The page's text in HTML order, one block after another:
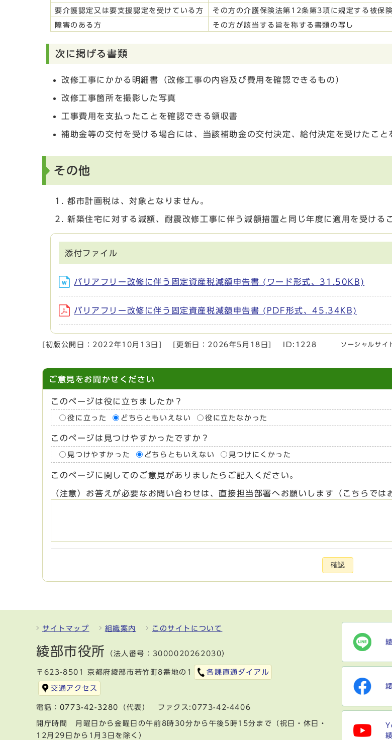
要介護認定又は要支援認定を受けている方 その方の介護保険法第12条第3項に規定する被保
障害のある方 その方が該当する旨を称する書類の写し
次に掲げる書類
改修工事にかかる明細書（改修工事の内容及び費用を確認できるもの）
改修工事箇所を撮影した写真
工事費用を支払ったことを確認できる領収書
補助金等の交付を受ける場合には、当該補助金の交付決定、給付決定を受けたこと
その他
都市計画税は、対象となりません。
新築住宅に対する減額、耐震改修工事に伴う減額措置と同じ年度に適用を受ける
添付ファイル
バリアフリー改修に伴う固定資産税減額申告書 (ワード形式、31.50KB)
バリアフリー改修に伴う固定資産税減額申告書 (PDF形式、45.34KB)
[初版公開日： 2022年10月13日 [更新日： 2026年5月18日 ID:1228 ソーシャルサイ
ご意見をお聞かせください
このページは役に立ちましたか？
役に立った どちらともいえない 役に立たなかった
このページは見つけやすかったですか？
見つけやすかった どちらともいえない 見つけにくかった
このページに関してのご意見がありましたらご記入ください。
（注意）お答えが必要なお問い合わせは、直接担当部署へお願いします（こちらでは
確認
サイトマップ 組織案内 このサイトについて
綾部市役所 （法人番号：3000020262030）
〒623-8501 京都府綾部市若竹町8番地の1 各課直通ダイアル
交通アクセス
電話： 0773-42-3280 （代表） ファクス:0773-42-4406
開庁時間 月曜日から金曜日の午前8時30分から午後5時15分まで（祝日・休日・
12月29日から1月3日を除く）